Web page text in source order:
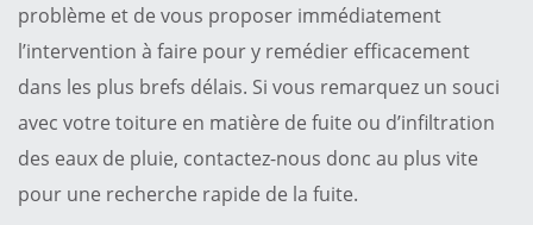
problème et de vous proposer immédiatement
l’intervention à faire pour y remédier efficacement
dans les plus brefs délais. Si vous remarquez un souci
avec votre toiture en matière de fuite ou d’infiltration
des eaux de pluie, contactez-nous donc au plus vite
pour une recherche rapide de la fuite.